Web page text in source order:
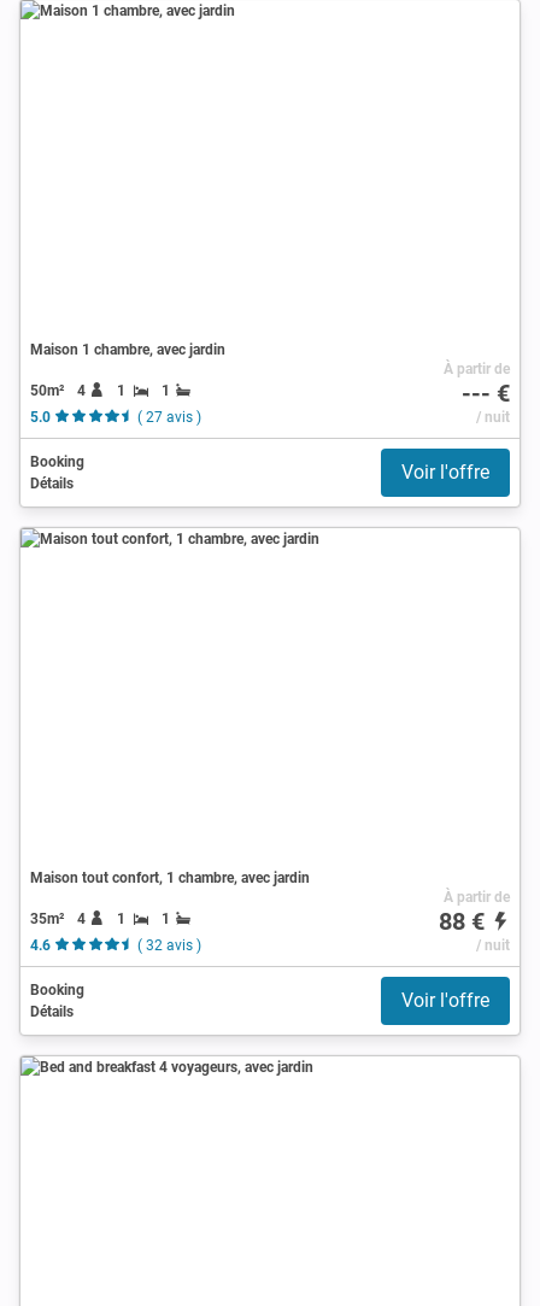
Maison 1 chambre, avec jardin
50m² 4 1
1
5.0
( 27 avis )
À partir de
--- €
/ nuit
Booking
Détails
Voir l'offre
Maison tout confort, 1 chambre, avec jardin
35m² 4 1
1
4.6
( 32 avis )
À partir de
88 €
/ nuit
Booking
Détails
Voir l'offre